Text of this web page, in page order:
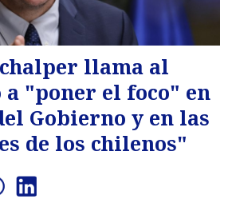
llama al
"poner el foco" en
Gobierno y en las
de los chilenos"